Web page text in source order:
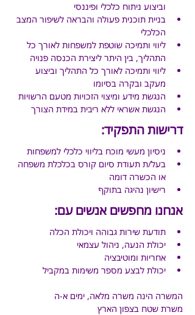
וביצוע ניתוח כלכלי ופיננסי
בניית תוכנית פעולה והבראה לשיפור המצב
הכלכלי
ליווי ותמיכה שוטפת למשפחות לאורך כל
התהליך, בין היתר ליצירת הכנסה פנויה
ליווי ותמיכה לאורך כל התהליך וביצוע
מעקב ובקרה בסיומו
הנגשת מידע ומיצוי הזכויות מטעם הרשויות
הנגשת אשראי ללא ריבית במידת הצורך
דרישות התפקיד:
ניסיון מעשי מוכח בליווי כלכלי למשפחות
בעל/ת תעודת סיום קורס בכלכלת משפחה
או הכשרה דומה
רישיון נהיגה בתוקף
אנחנו מחפשים אנשים עם:
תודעת שירות גבוהה ויכולת הכלה
יכולת הנעה, ניהול עצמאי
אחריות ומוטיבציה
יכולת לבצע מספר משימות במקביל
המשרה הינה משרה מלאה, ימים א-ה
משרת שטח בצפון הארץ